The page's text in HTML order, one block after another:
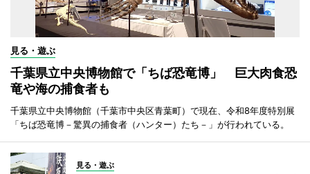
見る・遊ぶ
千葉県立中央博物館で「ちば恐竜博」 巨大肉食恐
竜や海の捕食者も
千葉県立中央博物館（千葉市中央区青葉町）で現在、令和8年度特別展
「ちば恐竜博－驚異の捕食者（ハンター）たち－」が行われている。
見る・遊ぶ